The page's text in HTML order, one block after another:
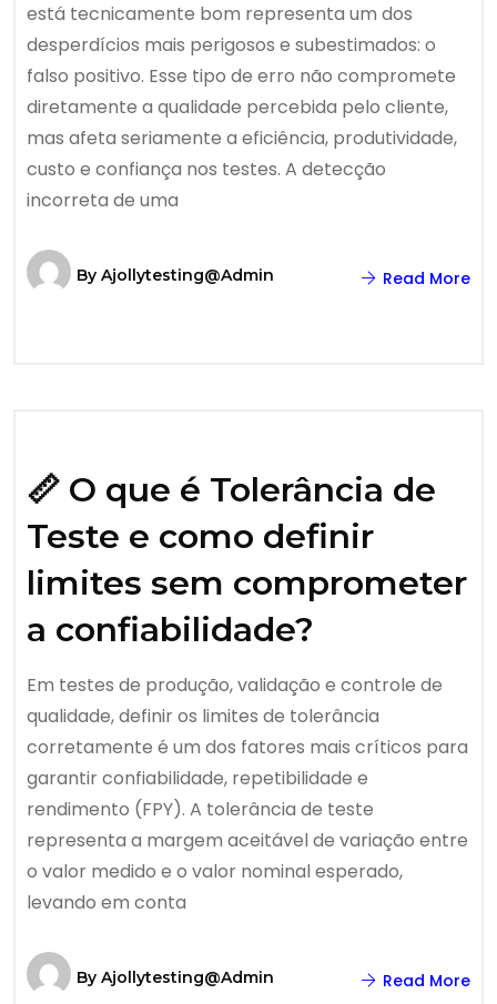
está tecnicamente bom representa um dos
desperdícios mais perigosos e subestimados: o
falso positivo. Esse tipo de erro não compromete
diretamente a qualidade percebida pelo cliente,
mas afeta seriamente a eficiência, produtividade,
custo e confiança nos testes. A detecção
incorreta de uma
By Ajollytesting@admin Read More
📏 O que é Tolerância de
Teste e como definir
limites sem comprometer
a confiabilidade?
Em testes de produção, validação e controle de
qualidade, definir os limites de tolerância
corretamente é um dos fatores mais críticos para
garantir confiabilidade, repetibilidade e
rendimento (FPY). A tolerância de teste
representa a margem aceitável de variação entre
o valor medido e o valor nominal esperado,
levando em conta
By Ajollytesting@admin Read More